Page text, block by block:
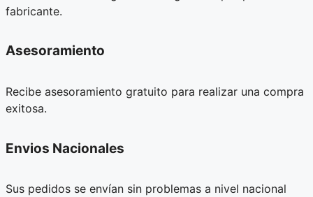
fabricante.
Asesoramiento
Recibe asesoramiento gratuito para realizar una compra
exitosa.
Envios Nacionales
Sus pedidos se envían sin problemas a nivel nacional